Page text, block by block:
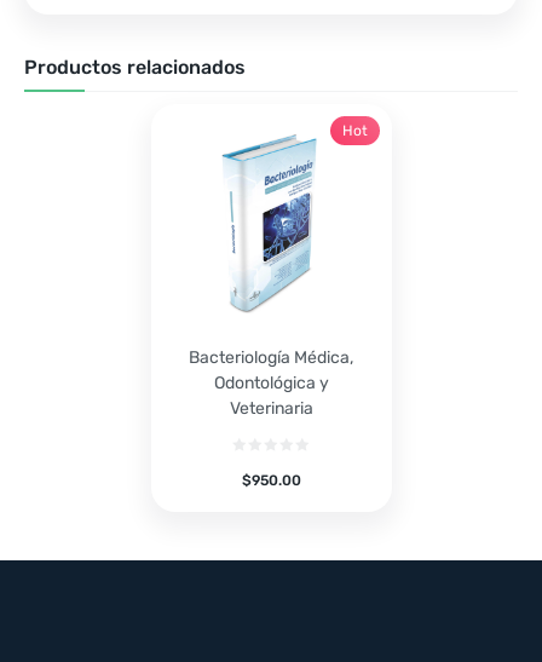
Productos relacionados
Bacteriología Médica,
Odontológica y
Veterinaria
$950.00
Hot